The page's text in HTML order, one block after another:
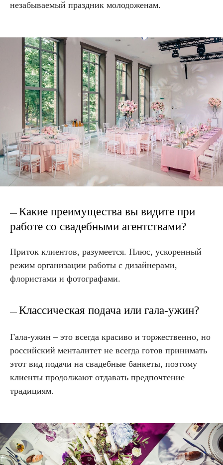
незабываемый праздник молодоженам.
— Какие преимущества вы видите при
работе со свадебными агентствами?
Приток клиентов, разумеется. Плюс, ускоренный
режим организации работы с дизайнерами,
флористами и фотографами.
— Классическая подача или гала-ужин?
Гала-ужин – это всегда красиво и торжественно, но
российский менталитет не всегда готов принимать
этот вид подачи на свадебные банкеты, поэтому
клиенты продолжают отдавать предпочтение
традициям.